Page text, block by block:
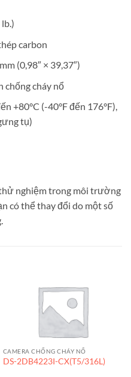
carbon
(0,98″ × 39,37″)
chống cháy nổ
+80°C (-40°F đến 176°F),
tụ)
nghiệm trong môi trường
có thể thay đổi do một số
CAMERA CHỐNG CHÁY NỔ
DS-2DB4223I-CX(T5/316L)